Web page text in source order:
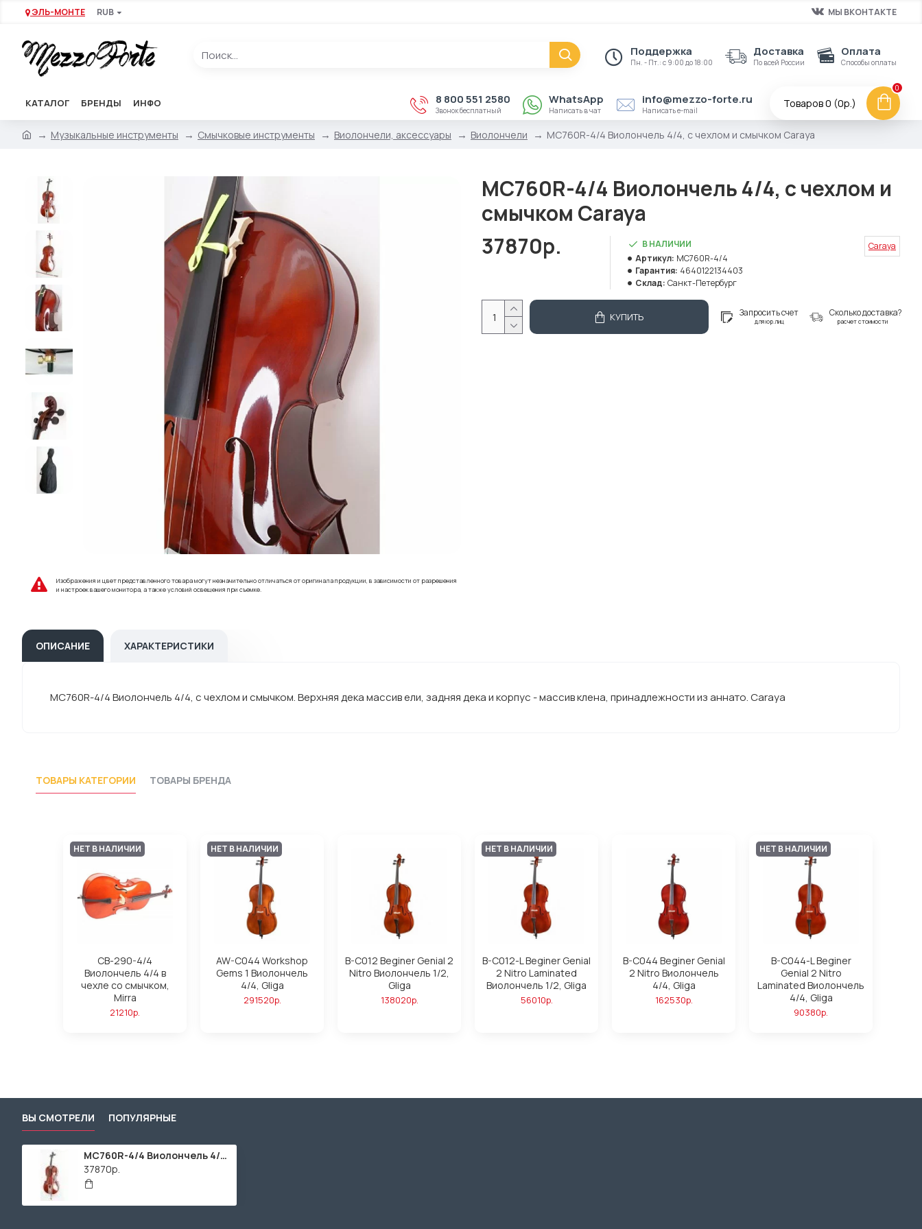
ЭЛЬ-МОНТЕ RUB МЫ ВКОНТАКТЕ
Поддержка
Пн. - Пт.: с 9:00 до 18:00
Доставка
По всей России
Оплата
Способы оплаты
КАТАЛОГ БРЕНДЫ ИНФО 8 800 551 2580
Звонок бесплатный
WhatsApp
Написать в чат
info@mezzo-forte.ru
Написать e-mail
Товаров 0 (0р.)
0
Музыкальные инструменты Смычковые инструменты Виолончели, аксессуары Виолончели MC760R-4/4 Виолончель 4/4, с чехлом и смычком Caraya
Изображения и цвет представленного товара могут незначительно отличаться от оригинала продукции, в зависимости от разрешения
и настроек вашего монитора, а также условий освещения при съемке.
MC760R-4/4 Виолончель 4/4, с чехлом и
смычком Caraya
37870р.
В НАЛИЧИИ
Артикул: MC760R-4/4
Гарантия: 4640122134403
Склад: Санкт-Петербург
Caraya
КУПИТЬ Запросить счет
для юр.лиц
Сколько доставка?
расчет стоимости
ОПИСАНИЕ ХАРАКТЕРИСТИКИ
MC760R-4/4 Виолончель 4/4, с чехлом и смычком. Верхняя дека массив ели, задняя дека и корпус - массив клена, принадлежности из аннато. Caraya
ТОВАРЫ КАТЕГОРИИ ТОВАРЫ БРЕНДА
НЕТ В НАЛИЧИИ
CB-290-4/4
Виолончель 4/4 в
чехле со смычком,
Mirra
21210р.
НЕТ В НАЛИЧИИ
AW-C044 Workshop
Gems 1 Виолончель
4/4, Gliga
291520р.
B-C012 Beginer Genial 2
Nitro Виолончель 1/2,
Gliga
138020р.
НЕТ В НАЛИЧИИ
B-C012-L Beginer Genial
2 Nitro Laminated
Виолончель 1/2, Gliga
56010р.
B-C044 Beginer Genial
2 Nitro Виолончель
4/4, Gliga
162530р.
НЕТ В НАЛИЧИИ
B-C044-L Beginer
Genial 2 Nitro
Laminated Виолончель
4/4, Gliga
90380р.
ВЫ СМОТРЕЛИ ПОПУЛЯРНЫЕ
MC760R-4/4 Виолончель 4/4, с чехлом и смычком Caraya
37870р.